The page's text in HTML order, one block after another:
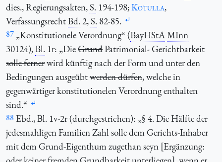
dies., Regierungsakten,S. 194-198;Kotulla,
VerfassungsrechtBd.2,S. 82-85.
87 „Konstitutionele Verordnung“ (BayHStAMInn
30124),Bl. 1r: „DieGrundPatrimonial-Gerichtbarkeit
solle fernerwird künftig nach der Form und unter den
Bedingungen ausgeübtwerden dürfen, welche in
gegenwärtiger konstitutionelen Verordnung enthalten
sind.“
88 Ebd.,Bl. 1v-2r (durchgestrichen): „§ 4. Die Hälfte der
jedesmahligen Familien Zahl solle dem Gerichts-Inhaber
mit dem Grund-Eigenthum zugethan seyn [Ergänzung: